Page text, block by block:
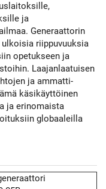
ja
Generaattorin
riippuvuuksia
opetukseen ja
Laajanlaatuisen
ja ammatti­
käsikäyttöinen
ja erinomaista
globaaleilla